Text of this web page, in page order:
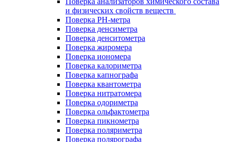
и физических свойств веществ
Поверка PH-метра
Поверка денсиметра
Поверка денситометра
Поверка жиромера
Поверка иономера
Поверка калориметра
Поверка капнографа
Поверка квантометра
Поверка нитратомера
Поверка одориметра
Поверка ольфактометра
Поверка пикнометра
Поверка поляриметра
Поверка полярографа